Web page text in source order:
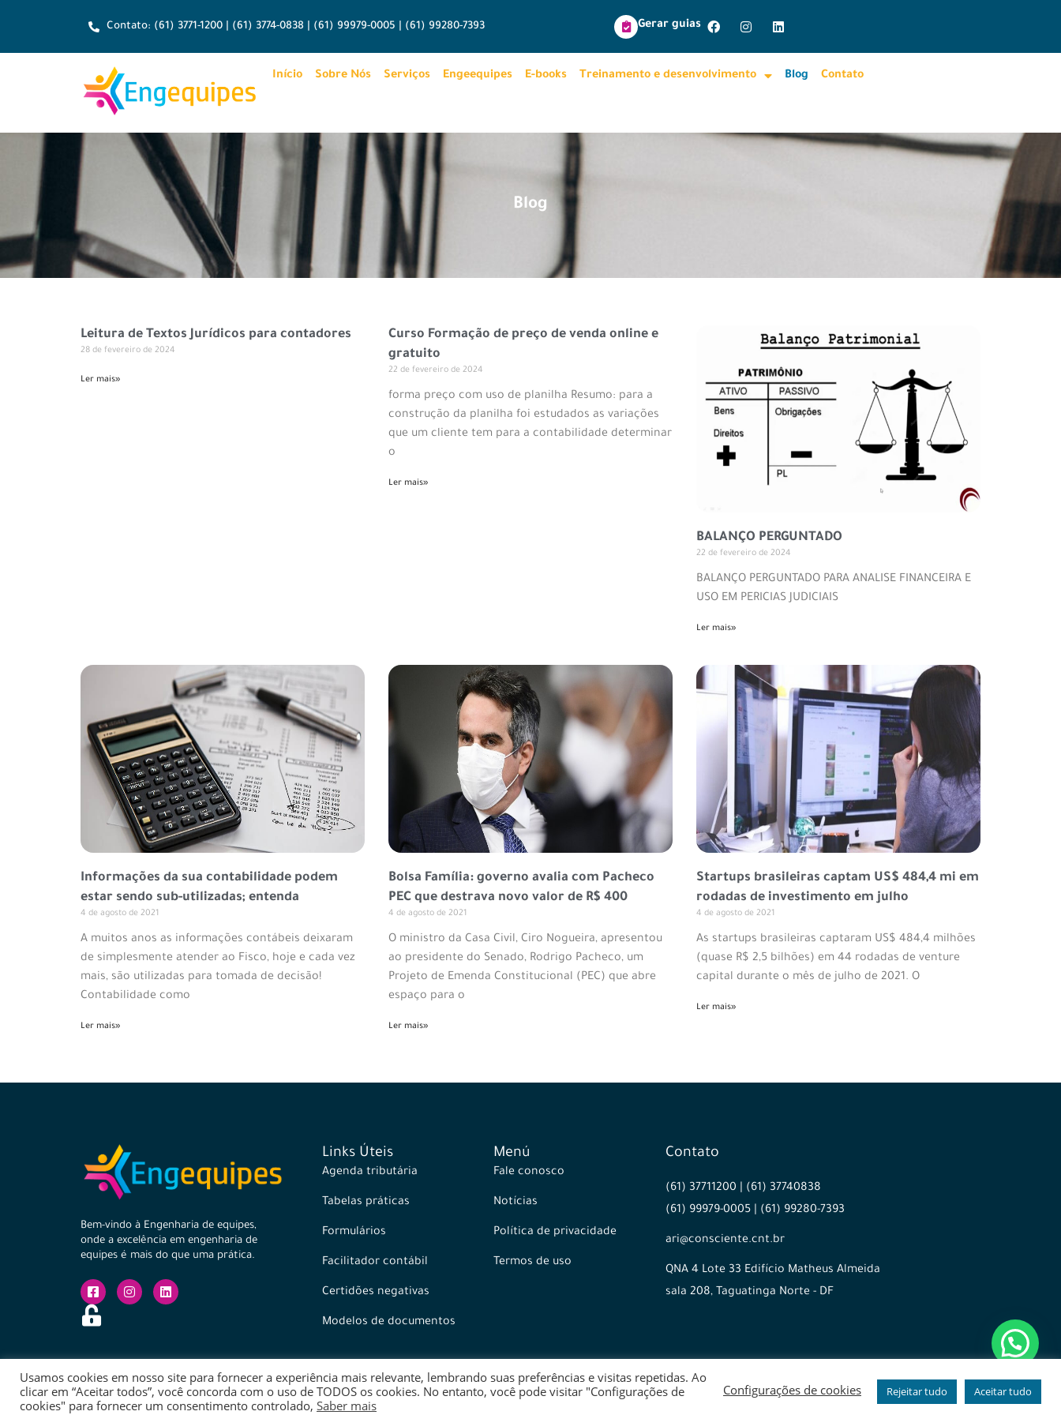
Contato: (61) 3771-1200 | (61) 3774-0838 | (61) 99979-0005 | (61) 99280-7393 Gerar guias
Início Sobre Nós Serviços Engeequipes E-books Treinamento e desenvolvimento Blog Contato
Blog
Leitura de Textos Jurídicos para contadores
28 de fevereiro de 2024
Ler mais»
Curso Formação de preço de venda online e
gratuito
22 de fevereiro de 2024
forma preço com uso de planilha Resumo: para a
construção da planilha foi estudados as variações
que um cliente tem para a contabilidade determinar
o
Ler mais»
BALANÇO PERGUNTADO
22 de fevereiro de 2024
BALANÇO PERGUNTADO PARA ANALISE FINANCEIRA E
USO EM PERICIAS JUDICIAIS
Ler mais»
Informações da sua contabilidade podem
estar sendo sub-utilizadas; entenda
4 de agosto de 2021
A muitos anos as informações contábeis deixaram
de simplesmente atender ao Fisco, hoje e cada vez
mais, são utilizadas para tomada de decisão!
Contabilidade como
Ler mais»
Bolsa Família: governo avalia com Pacheco
PEC que destrava novo valor de R$ 400
4 de agosto de 2021
O ministro da Casa Civil, Ciro Nogueira, apresentou
ao presidente do Senado, Rodrigo Pacheco, um
Projeto de Emenda Constitucional (PEC) que abre
espaço para o
Ler mais»
Startups brasileiras captam US$ 484,4 mi em
rodadas de investimento em julho
4 de agosto de 2021
As startups brasileiras captaram US$ 484,4 milhões
(quase R$ 2,5 bilhões) em 44 rodadas de venture
capital durante o mês de julho de 2021. O
Ler mais»
Bem-vindo à Engenharia de equipes,
onde a excelência em engenharia de
equipes é mais do que uma prática.
Links Úteis
Agenda tributária
Tabelas práticas
Formulários
Facilitador contábil
Certidões negativas
Modelos de documentos
Menú
Fale conosco
Notícias
Política de privacidade
Termos de uso
Contato
(61) 37711200 | (61) 37740838
(61) 99979-0005 | (61) 99280-7393
ari@consciente.cnt.br
QNA 4 Lote 33 Edifício Matheus Almeida
sala 208, Taguatinga Norte - DF
Usamos cookies em nosso site para fornecer a experiência mais relevante, lembrando suas preferências e visitas repetidas. Ao
clicar em “Aceitar todos”, você concorda com o uso de TODOS os cookies. No entanto, você pode visitar "Configurações de
cookies" para fornecer um consentimento controlado, Saber mais
Configurações de cookies Rejeitar tudo Aceitar tudo